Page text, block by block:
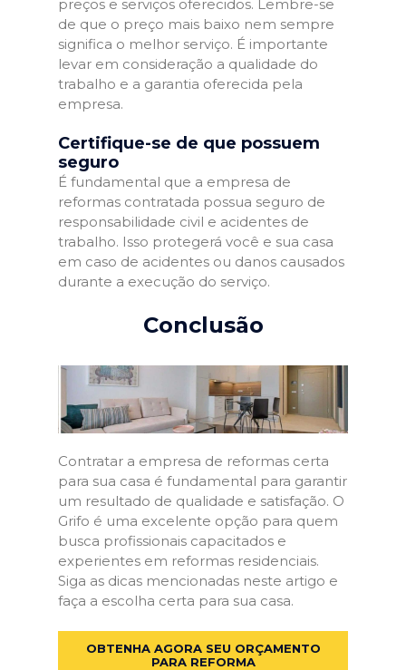
preços e serviços oferecidos. Lembre-se
de que o preço mais baixo nem sempre
significa o melhor serviço. É importante
levar em consideração a qualidade do
trabalho e a garantia oferecida pela
empresa.
Certifique-se de que possuem
seguro
É fundamental que a empresa de
reformas contratada possua seguro de
responsabilidade civil e acidentes de
trabalho. Isso protegerá você e sua casa
em caso de acidentes ou danos causados
durante a execução do serviço.
Conclusão
Contratar a empresa de reformas certa
para sua casa é fundamental para garantir
um resultado de qualidade e satisfação. O
Grifo é uma excelente opção para quem
busca profissionais capacitados e
experientes em reformas residenciais.
Siga as dicas mencionadas neste artigo e
faça a escolha certa para sua casa.
OBTENHA AGORA SEU ORÇAMENTO
PARA REFORMA